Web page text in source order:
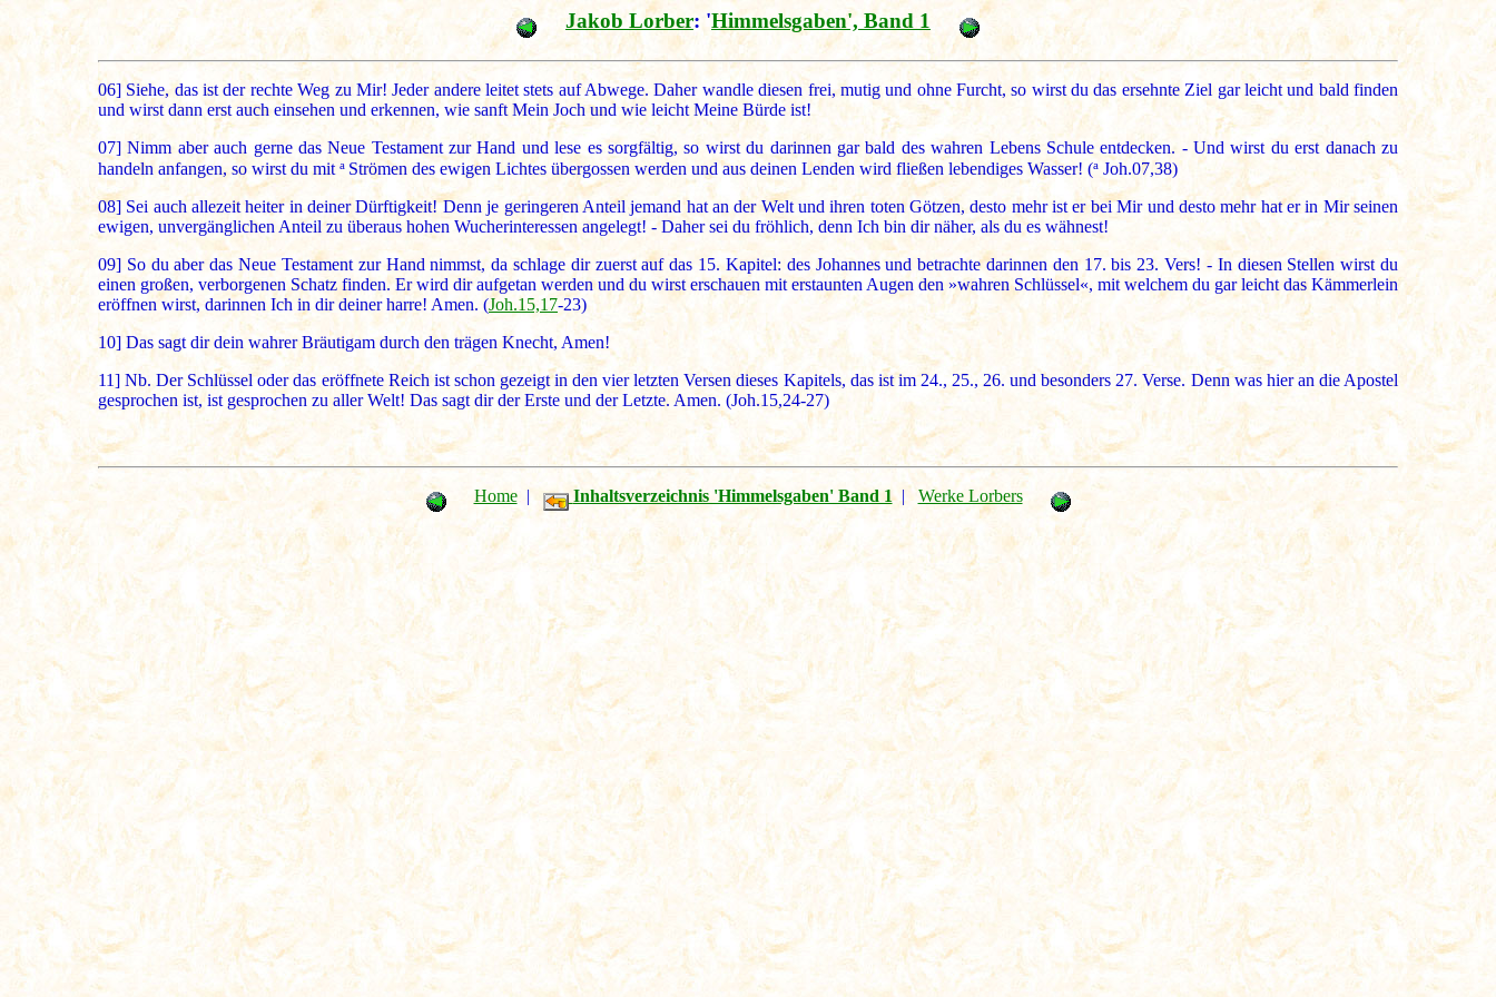
Jakob Lorber: 'Himmelsgaben', Band 1
06] Siehe, das ist der rechte Weg zu Mir! Jeder andere leitet stets auf Abwege. Daher wandle diesen frei, mutig und ohne Furcht, so wirst du das ersehnte Ziel gar leicht und bald finden
und wirst dann erst auch einsehen und erkennen, wie sanft Mein Joch und wie leicht Meine Bürde ist!
07] Nimm aber auch gerne das Neue Testament zur Hand und lese es sorgfältig, so wirst du darinnen gar bald des wahren Lebens Schule entdecken. - Und wirst du erst danach zu
handeln anfangen, so wirst du mit a Strömen des ewigen Lichtes übergossen werden und aus deinen Lenden wird fließen lebendiges Wasser! (a Joh.07,38)
08] Sei auch allezeit heiter in deiner Dürftigkeit! Denn je geringeren Anteil jemand hat an der Welt und ihren toten Götzen, desto mehr ist er bei Mir und desto mehr hat er in Mir seinen
ewigen, unvergänglichen Anteil zu überaus hohen Wucherinteressen angelegt! - Daher sei du fröhlich, denn Ich bin dir näher, als du es wähnest!
09] So du aber das Neue Testament zur Hand nimmst, da schlage dir zuerst auf das 15. Kapitel: des Johannes und betrachte darinnen den 17. bis 23. Vers! - In diesen Stellen wirst du
einen großen, verborgenen Schatz finden. Er wird dir aufgetan werden und du wirst erschauen mit erstaunten Augen den »wahren Schlüssel«, mit welchem du gar leicht das Kämmerlein
eröffnen wirst, darinnen Ich in dir deiner harre! Amen. (Joh.15,17-23)
10] Das sagt dir dein wahrer Bräutigam durch den trägen Knecht, Amen!
11] Nb. Der Schlüssel oder das eröffnete Reich ist schon gezeigt in den vier letzten Versen dieses Kapitels, das ist im 24., 25., 26. und besonders 27. Verse. Denn was hier an die Apostel
gesprochen ist, ist gesprochen zu aller Welt! Das sagt dir der Erste und der Letzte. Amen. (Joh.15,24-27)
Home| Inhaltsverzeichnis 'Himmelsgaben' Band 1| Werke Lorbers